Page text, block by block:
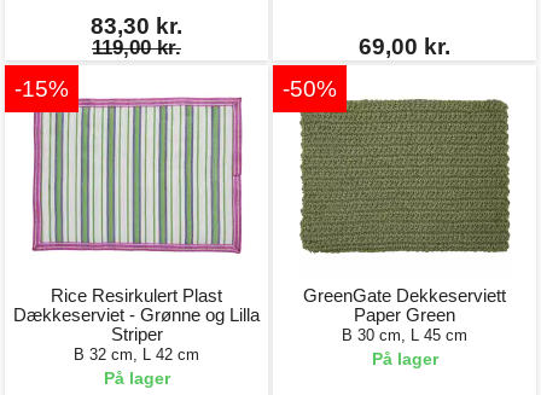
83,30 kr.
119,00 kr.
69,00 kr.
-15%
Rice Resirkulert Plast
Dækkeserviet - Grønne og Lilla
Striper
B 32 cm, L 42 cm
På lager
-50%
GreenGate Dekkeserviett
Paper Green
B 30 cm, L 45 cm
På lager